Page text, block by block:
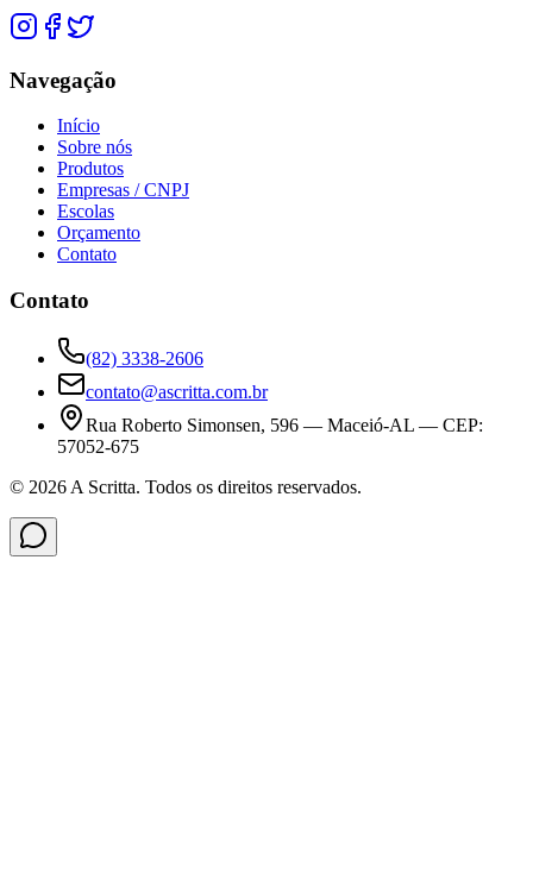
Navegação
Início
Sobre nós
Produtos
Empresas / CNPJ
Escolas
Orçamento
Contato
Contato
(82) 3338-2606
contato@ascritta.com.br
Rua Roberto Simonsen, 596 — Maceió-AL — CEP:
57052-675
© 2026 A Scritta. Todos os direitos reservados.